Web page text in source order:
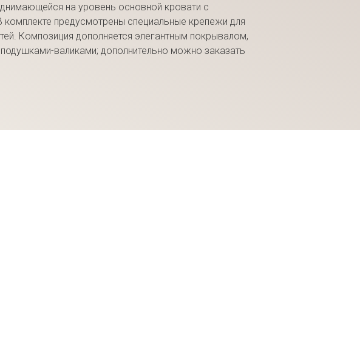
на уровень основной кровати с
предусмотрены специальные крепежи для
Композиция дополняется элегантным покрывалом,
валиками; дополнительно можно заказать